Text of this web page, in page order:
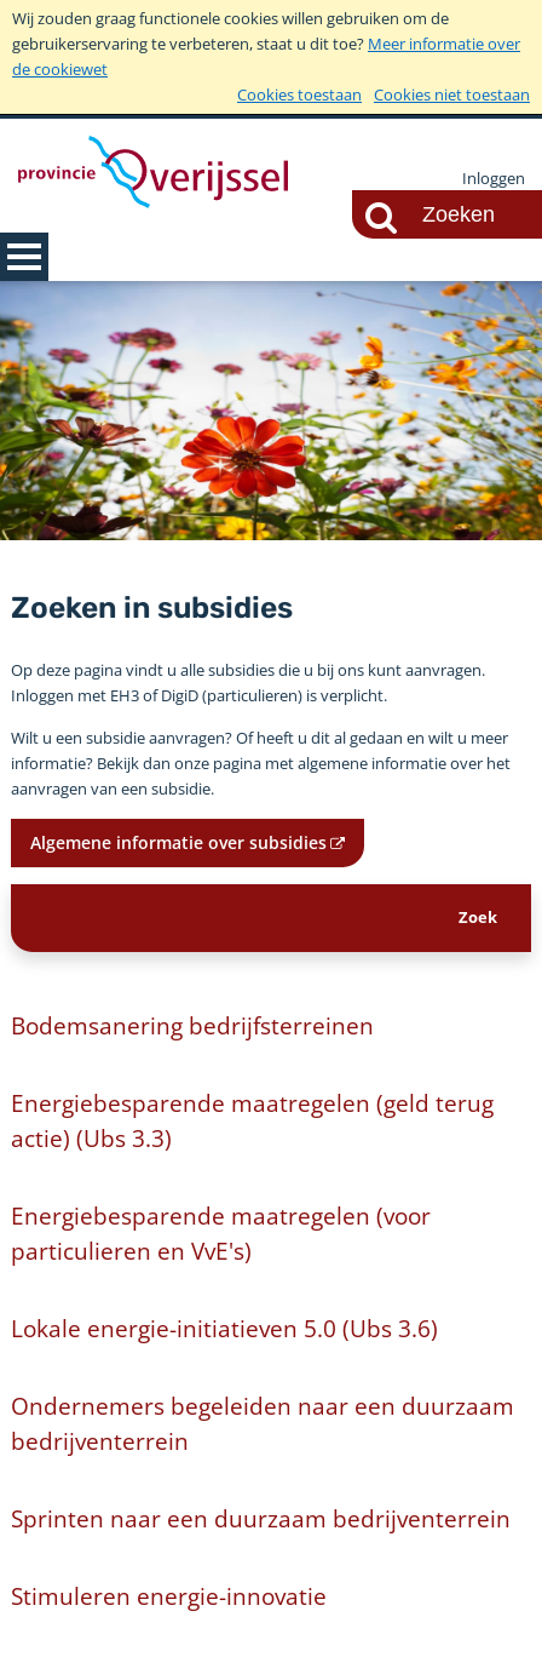
Wij zouden graag functionele cookies willen gebruiken om de
gebruikerservaring te verbeteren, staat u dit toe? Meer informatie over
de cookiewet
Cookies toestaan
Cookies niet toestaan
Inloggen
Zoeken in subsidies
Op deze pagina vindt u alle subsidies die u bij ons kunt aanvragen.
Inloggen met EH3 of DigiD (particulieren) is verplicht.
Wilt u een subsidie aanvragen? Of heeft u dit al gedaan en wilt u meer
informatie? Bekijk dan onze pagina met algemene informatie over het
aanvragen van een subsidie.
Algemene informatie over subsidies
Bodemsanering bedrijfsterreinen
Energiebesparende maatregelen (geld terug
actie) (Ubs 3.3)
Energiebesparende maatregelen (voor
particulieren en VvE's)
Lokale energie-initiatieven 5.0 (Ubs 3.6)
Ondernemers begeleiden naar een duurzaam
bedrijventerrein
Sprinten naar een duurzaam bedrijventerrein
Stimuleren energie-innovatie